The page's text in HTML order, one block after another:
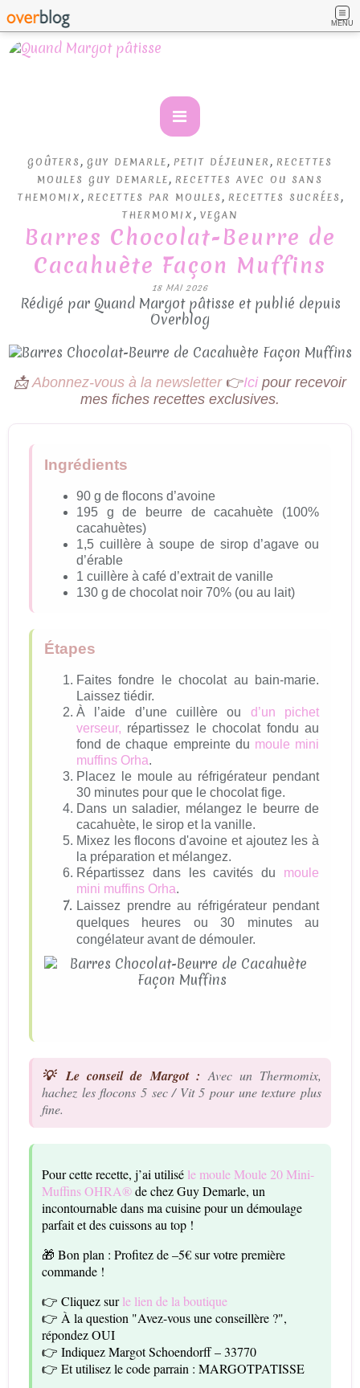
MENU
GOÛTERS , GUY DEMARLE, PETIT DÉJEUNER , RECETTES
MOULES GUY DEMARLE, RECETTES AVEC OU SANS
THEMOMIX , RECETTES PAR MOULES , RECETTES SUCRÉES ,
THERMOMIX , VEGAN
Barres Chocolat-Beurre de
Cacahuète Façon Muffins
18 MAI 2026
Rédigé par Quand Margot pâtisse et publié depuis
Overblog
📩Abonnez-vous à la newsletter 👉Icipour recevoir
mes fiches recettes exclusives.
Ingrédients
90 g de flocons d’avoine
195 g de beurre de cacahuète (100%
cacahuètes)
1,5 cuillère à soupe de sirop d’agave ou
d’érable
1 cuillère à café d’extrait de vanille
130 g de chocolat noir 70% (ou au lait)
Étapes
Faites fondre le chocolat au bain-marie.
Laissez tiédir.
À l’aide d’une cuillère ou d’un pichet
verseur, répartissez le chocolat fondu au
fond de chaque empreinte du moule mini
muffins Orha.
Placez le moule au réfrigérateur pendant
30 minutes pour que le chocolat fige.
Dans un saladier, mélangez le beurre de
cacahuète, le sirop et la vanille.
Mixez les flocons d'avoine et ajoutez les à
la préparation et mélangez.
Répartissez dans les cavités du moule
mini muffins Orha.
Laissez prendre au réfrigérateur pendant
quelques heures ou 30 minutes au
congélateur avant de démouler.
💡 Le conseil de Margot : Avec un Thermomix,
hachez les flocons 5 sec / Vit 5 pour une texture plus
fine.
Pour cette recette, j’ai utilisé le moule Moule 20 Mini-
Muffins OHRA®de chez Guy Demarle, un
incontournable dans ma cuisine pour un démoulage
parfait et des cuissons au top !
🎁 Bon plan : Profitez de –5€ sur votre première
commande !
👉 Cliquez surle lien de la boutique
👉 À la question "Avez-vous une conseillère ?",
répondez OUI
👉 Indiquez Margot Schoendorff – 33770
👉 Et utilisez le code parrain : MARGOTPATISSE